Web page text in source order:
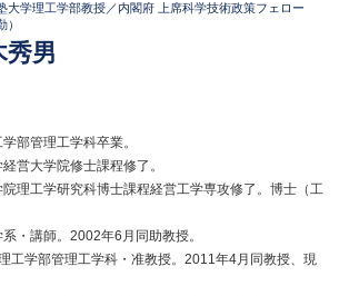
大学理工学部教授／内閣府 上席科学技術政策フェロー
）
秀男
部管理工学科卒業。
営大学院修士課程修了。
理工学研究科博士課程経営工学専攻修了。博士（工
・講師。2002年6月同助教授。
工学部管理工学科・准教授。2011年4月同教授、現